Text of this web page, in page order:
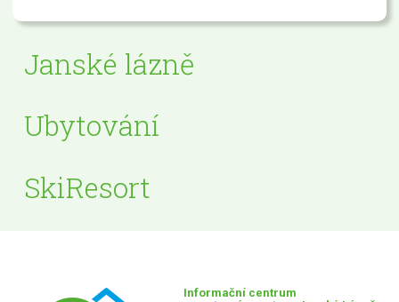
Janské lázně
Ubytování
SkiResort
Informační centrum